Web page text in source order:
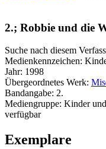
2.; Robbie und die
Suche nach diesem
Medienkennzeichen:
Jahr: 1998
Übergeordnetes Werk:
Bandangabe: 2.
Mediengruppe: Kinder
verfügbar
Exemplare